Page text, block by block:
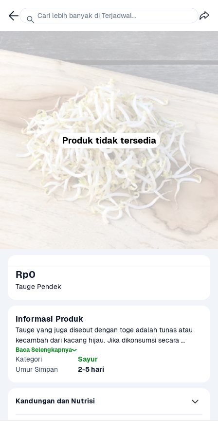
Produk tidak tersedia
Rp0
Tauge Pendek
Informasi Produk
Tauge yang juga disebut dengan toge adalah tunas atau
kecambah dari kacang hijau. Jika dikonsumsi secara
langsung sebagai lalapan, tauge mempunyai rasa yang
manis dengan tekstur yang renyah.
Baca Selengkapnya
Kategori
Sayur
Umur Simpan
2-5 hari
Kandungan dan Nutrisi
Cari lebih banyak di Terjadwal...